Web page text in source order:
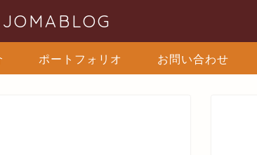
JOMABLOG
ポートフォリオ お問い合わせ